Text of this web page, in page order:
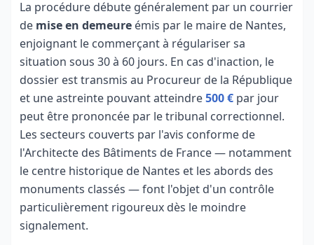
La procédure débute généralement par un courrier
de mise en demeure émis par le maire de Nantes,
enjoignant le commerçant à régulariser sa
situation sous 30 à 60 jours. En cas d'inaction, le
dossier est transmis au Procureur de la République
et une astreinte pouvant atteindre500 € par jour
peut être prononcée par le tribunal correctionnel.
Les secteurs couverts par l'avis conforme de
l'Architecte des Bâtiments de France — notamment
le centre historique de Nantes et les abords des
monuments classés — font l'objet d'un contrôle
particulièrement rigoureux dès le moindre
signalement.